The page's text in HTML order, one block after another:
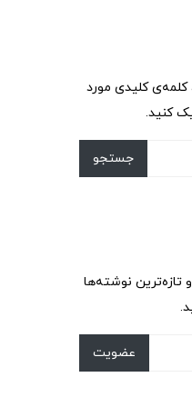
کلیدی مورد
کنید.
جستجو
نوشته‌ها
عضویت